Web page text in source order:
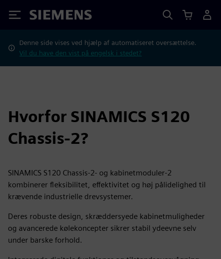
Siemens
Denne side vises ved hjælp af automatiseret oversættelse.
Vil du have den vist på engelsk i stedet?
Hvorfor SINAMICS S120
Chassis-2?
SINAMICS S120 Chassis-2- og kabinetmoduler-2
kombinerer fleksibilitet, effektivitet og høj pålidelighed til
krævende industrielle drevsystemer.
Deres robuste design, skræddersyede kabinetmuligheder
og avancerede kølekoncepter sikrer stabil ydeevne selv
under barske forhold.